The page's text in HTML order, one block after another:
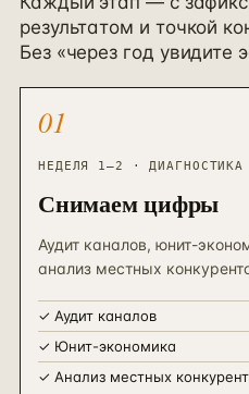
результатом и точкой
Без «через год увидите
01
НЕДЕЛЯ 1–2 · ДИАГНОСТИКА
Снимаем цифры
Аудит каналов, юнит-
анализ местных
✓ Аудит каналов
✓ Юнит-экономика
✓ Анализ местных